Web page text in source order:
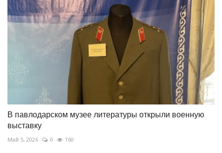
В павлодарском музее литературы открыли военную
выставку
Май 5, 2026 0 160